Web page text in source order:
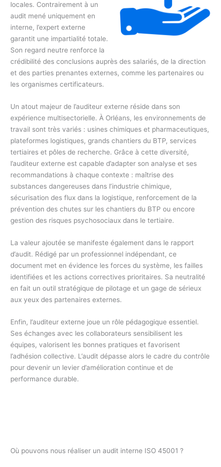
locales. Contrairement à un
audit mené uniquement en
interne, l’expert externe
garantit une impartialité totale.
Son regard neutre renforce la
crédibilité des conclusions auprès des salariés, de la direction
et des parties prenantes externes, comme les partenaires ou
les organismes certificateurs.
Un atout majeur de l’auditeur externe réside dans son
expérience multisectorielle. À Orléans, les environnements de
travail sont très variés : usines chimiques et pharmaceutiques,
plateformes logistiques, grands chantiers du BTP, services
tertiaires et pôles de recherche. Grâce à cette diversité,
l’auditeur externe est capable d’adapter son analyse et ses
recommandations à chaque contexte : maîtrise des
substances dangereuses dans l’industrie chimique,
sécurisation des flux dans la logistique, renforcement de la
prévention des chutes sur les chantiers du BTP ou encore
gestion des risques psychosociaux dans le tertiaire.
La valeur ajoutée se manifeste également dans le rapport
d’audit. Rédigé par un professionnel indépendant, ce
document met en évidence les forces du système, les failles
identifiées et les actions correctives prioritaires. Sa neutralité
en fait un outil stratégique de pilotage et un gage de sérieux
aux yeux des partenaires externes.
Enfin, l’auditeur externe joue un rôle pédagogique essentiel.
Ses échanges avec les collaborateurs sensibilisent les
équipes, valorisent les bonnes pratiques et favorisent
l’adhésion collective. L’audit dépasse alors le cadre du contrôle
pour devenir un levier d’amélioration continue et de
performance durable.
Où pouvons nous réaliser un audit interne ISO 45001 ?